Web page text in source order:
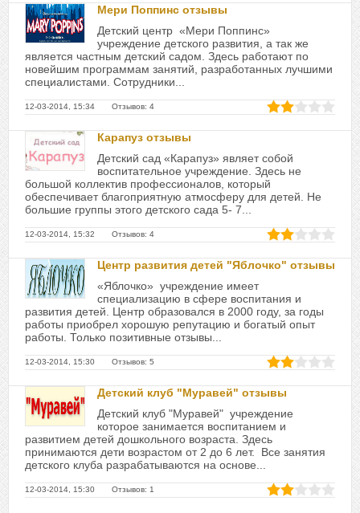
Мери Поппинс отзывы
Детский центр «Мери Поппинс»
учреждение детского развития, а так же
является частным детский садом. Здесь работают по
новейшим программам занятий, разработанных лучшими
специалистами. Сотрудники...
12-03-2014, 15:34 Отзывов: 4
Карапуз отзывы
Детский сад «Карапуз» являет собой
воспитательное учреждение. Здесь не
большой коллектив профессионалов, который
обеспечивает благоприятную атмосферу для детей. Не
большие группы этого детского сада 5- 7...
12-03-2014, 15:32 Отзывов: 4
Центр развития детей "Яблочко" отзывы
«Яблочко» учреждение имеет
специализацию в сфере воспитания и
развития детей. Центр образовался в 2000 году, за годы
работы приобрел хорошую репутацию и богатый опыт
работы. Только позитивные отзывы...
12-03-2014, 15:30 Отзывов: 5
Детский клуб "Муравей" отзывы
Детский клуб "Муравей" учреждение
которое занимается воспитанием и
развитием детей дошкольного возраста. Здесь
принимаются дети возрастом от 2 до 6 лет. Все занятия
детского клуба разрабатываются на основе...
12-03-2014, 15:30 Отзывов: 1